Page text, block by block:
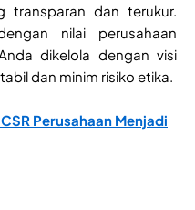
transparan dan terukur.
nilai perusahaan
dikelola dengan visi
dan minim risiko etika.
Perusahaan Menjadi